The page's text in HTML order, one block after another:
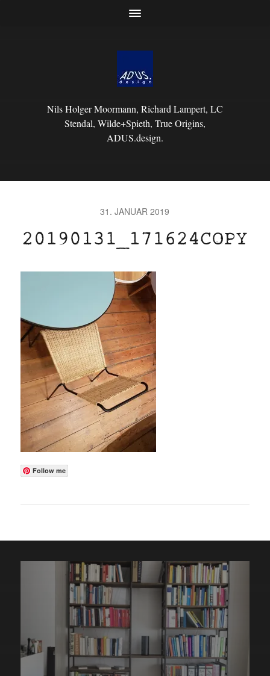
Nils Holger Moormann, Richard Lampert, LC
Stendal, Wilde+Spieth, True Origins,
ADUS.design.
31. JANUAR 2019
Follow me